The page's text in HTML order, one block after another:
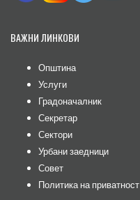
ВАЖНИ ЛИНКОВИ
Општина
Услуги
Градоначалник
Секретар
Сектори
Урбани заедници
Совет
Политика на приватност